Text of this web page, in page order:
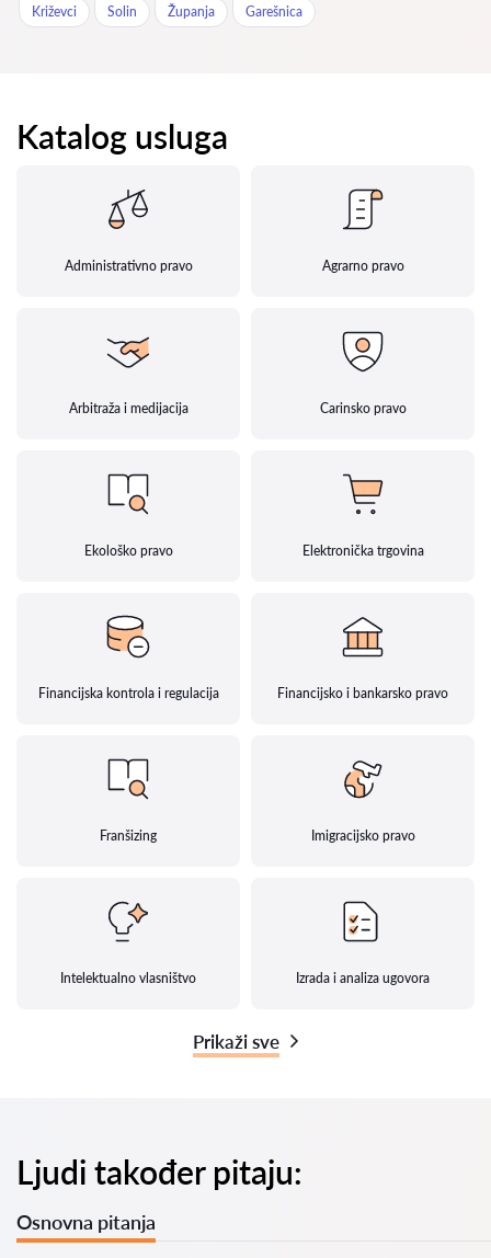
Križevci Solin Županja Garešnica
Katalog usluga
Administrativno pravo Agrarno pravo
Arbitraža i medijacija Carinsko pravo
Ekološko pravo Elektronička trgovina
Financijska kontrola i regulacija Financijsko i bankarsko pravo
Franšizing Imigracijsko pravo
Intelektualno vlasništvo Izrada i analiza ugovora
Prikaži sve
Ljudi također pitaju:
Osnovna pitanja